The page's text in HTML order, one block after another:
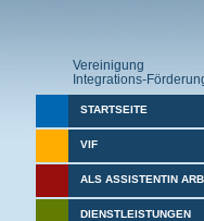
Vereinigung
Integrations-
STARTSEITE
VIF
ALS ASSISTENTIN
DIENSTLEISTUNGEN